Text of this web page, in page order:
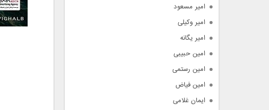
امیر مسعود
امیر وکیلی
امیر یگانه
امین حبیبی
امین رستمی
امین فیاض
ایمان غلامی